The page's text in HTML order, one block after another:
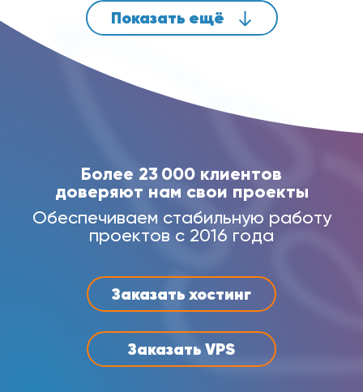
Показать ещё
Заказать хостинг
Заказать VPS
Более 23 000 клиентов
доверяют нам свои проекты
Обеспечиваем стабильную работу
проектов с 2016 года